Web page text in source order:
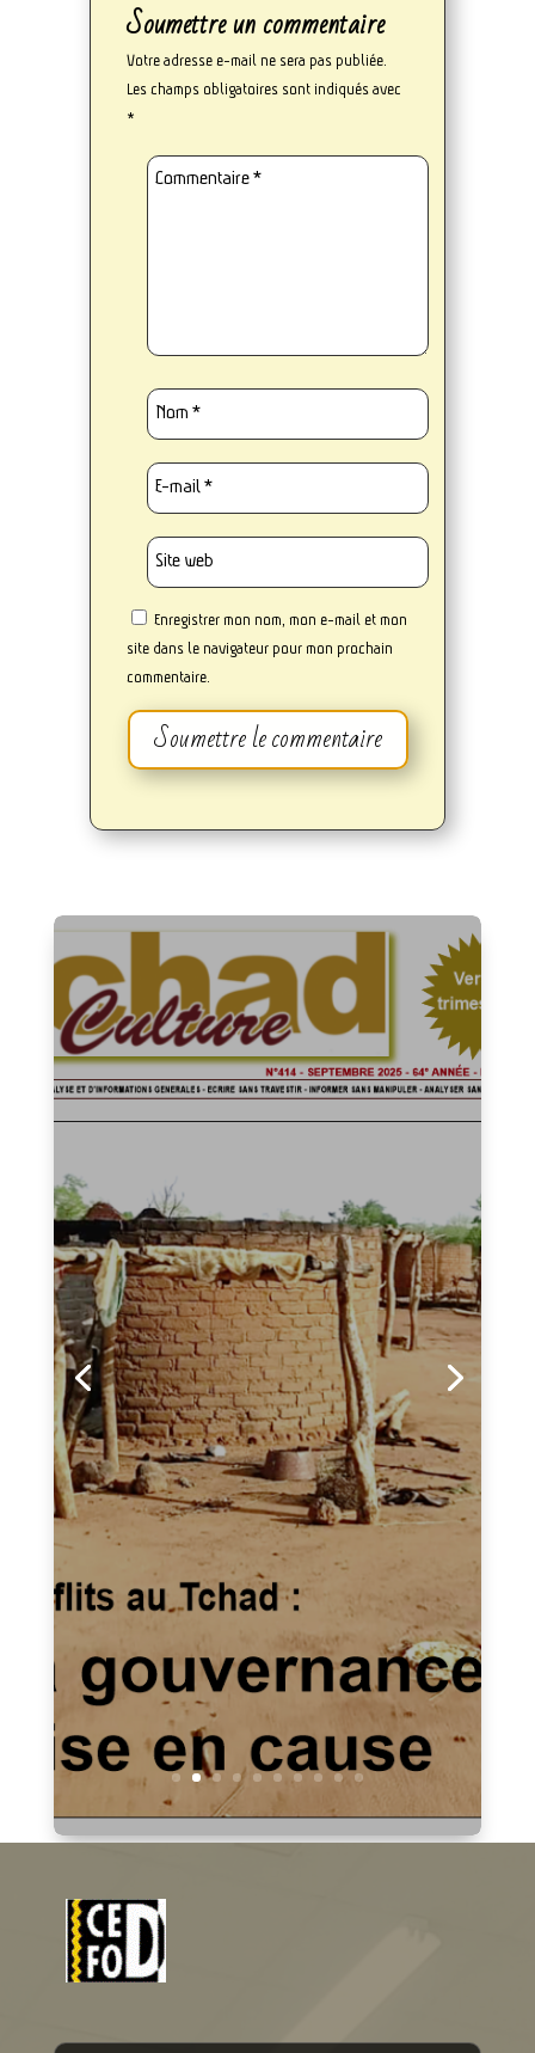
Soumettre un commentaire
Votre adresse e-mail ne sera pas publiée.
Les champs obligatoires sont indiqués avec
*
Enregistrer mon nom, mon e-mail et mon
site dans le navigateur pour mon prochain
commentaire.
Soumettre le commentaire
Tchad et Culture N° 414-
septembre 2025 version
trimestrielle : Déjà dans les
kiosques!
Dans votre numéro de ce mois de septembre 2025
:A la une « Conflits au Tchad : La gouvernance mise
en cause »Vous aurez des articles comme
:Violences au Tchad : entre héritage colonial,
fractures socialesAgriculteurs et éleveurs
tchadiens : De la coexistence à la...
Lire plus